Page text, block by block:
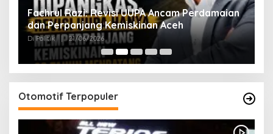
Fachrul Razi: Revisi UUPA Ancam Perdamaian
dan Perpanjang Kemiskinan Aceh
Di Politik | 21/06/2026
Otomotif Terpopuler